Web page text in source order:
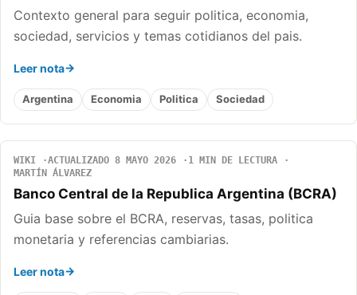
Contexto general para seguir politica, economia,
sociedad, servicios y temas cotidianos del pais.
Leer nota
Argentina Economia Politica Sociedad
WIKI ACTUALIZADO 8 MAYO 2026
1 MIN DE LECTURA
MARTÍN ÁLVAREZ
Banco Central de la Republica Argentina (BCRA)
Guia base sobre el BCRA, reservas, tasas, politica
monetaria y referencias cambiarias.
Leer nota